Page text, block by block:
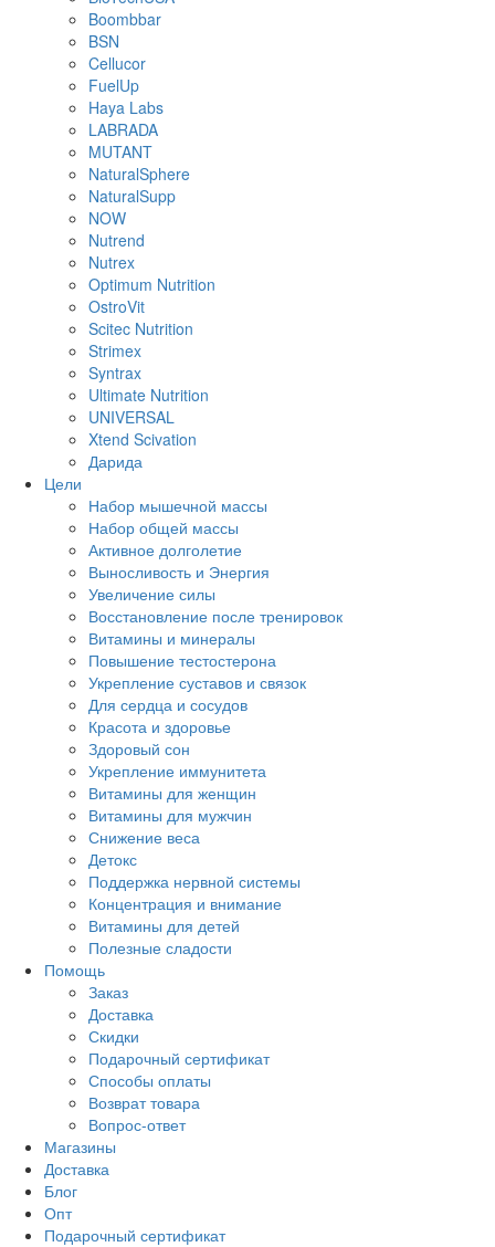
Boombbar
BSN
Cellucor
FuelUp
Haya Labs
LABRADA
MUTANT
NaturalSphere
NaturalSupp
NOW
Nutrend
Nutrex
Optimum Nutrition
OstroVit
Scitec Nutrition
Strimex
Syntrax
Ultimate Nutrition
UNIVERSAL
Xtend Scivation
Дарида
Цели
Набор мышечной массы
Набор общей массы
Активное долголетие
Выносливость и Энергия
Увеличение силы
Восстановление после тренировок
Витамины и минералы
Повышение тестостерона
Укрепление суставов и связок
Для сердца и сосудов
Красота и здоровье
Здоровый сон
Укрепление иммунитета
Витамины для женщин
Витамины для мужчин
Снижение веса
Детокс
Поддержка нервной системы
Концентрация и внимание
Витамины для детей
Полезные сладости
Помощь
Заказ
Доставка
Скидки
Подарочный сертификат
Способы оплаты
Возврат товара
Вопрос-ответ
Магазины
Доставка
Блог
Опт
Подарочный сертификат